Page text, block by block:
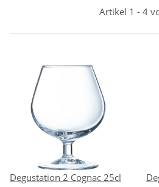
Artikel 1 - 4
Degustation 2 Cognac 25cl